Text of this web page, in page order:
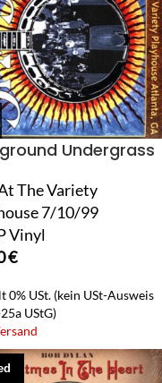
Undergrass
The Variety
7/10/99
Vinyl
€
0% USt. (kein USt-Ausweis
UStG)